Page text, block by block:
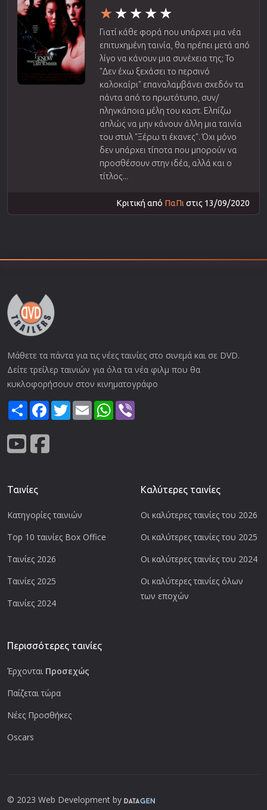
Γιατί κάθε φορά που υπάρχει μια νέα
επιτυχημένη ταινία, θα πρέπει μετά από
λίγο να κάνουν μια συνέχεια της; Το
"Δεν έχω ξεχάσει το περσινό
καλοκαίρι" επαναλαμβάνει σχεδόν τα
πάντα από το πρωτότυπο, συν/
πληνκάποια μέλη του καστ. Ελπίζω
απλώς να μην κάνουν άλλη μια ταινία
του στυλ "Ξέρω τι έκανες". Όχι μόνο
δεν υπάρχει τίποτα που μπορούν να
προσθέσουν στην ιδέα, αλλά και ο
τίτλος...
Κριτική από ΠαΠι στις 13/09/2020
Μάθετε τα πάντα για τις νέες ταινίες στο σινεμά και σε DVD.
Δείτε τρείλερ ταινιών για όλα τα νέα φιλμ που θα
κυκλοφορήσουν στον κινηματογράφο
ShareFacebook
TwitterEmail WhatsApp
Ταινίες
Κατηγορίες ταινιών
Top 10 ταινίες Box Office
Ταινίες 2026
Ταινίες 2025
Ταινίες 2024
Καλύτερες ταινίες
Οι καλύτερες ταινίες του 2026
Οι καλύτερες ταινίες του 2025
Οι καλύτερες ταινίες του 2024
Οι καλύτερες ταινίες όλων
των εποχών
Περισσότερες ταινίες
Έρχονται Προσεχώς
Παίζεται τώρα
Νέες Προσθήκες
Oscars
© 2023 Web Development by